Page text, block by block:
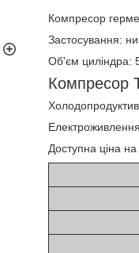
Компресор
Застосування:
Об'єм циліндра:
Компресор
Доступна ціна